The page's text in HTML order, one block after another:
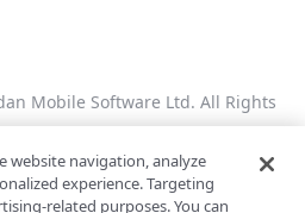
khoản Dịch vụ
đặt Cookie
Mobile Software Ltd. All Rights
website navigation, analyze
experience. Targeting
related purposes. You can